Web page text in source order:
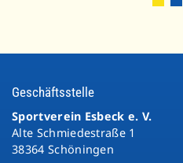
Geschäftsstelle
Sportverein Esbeck e. V.
Alte Schmiedestraße 1
38364 Schöningen